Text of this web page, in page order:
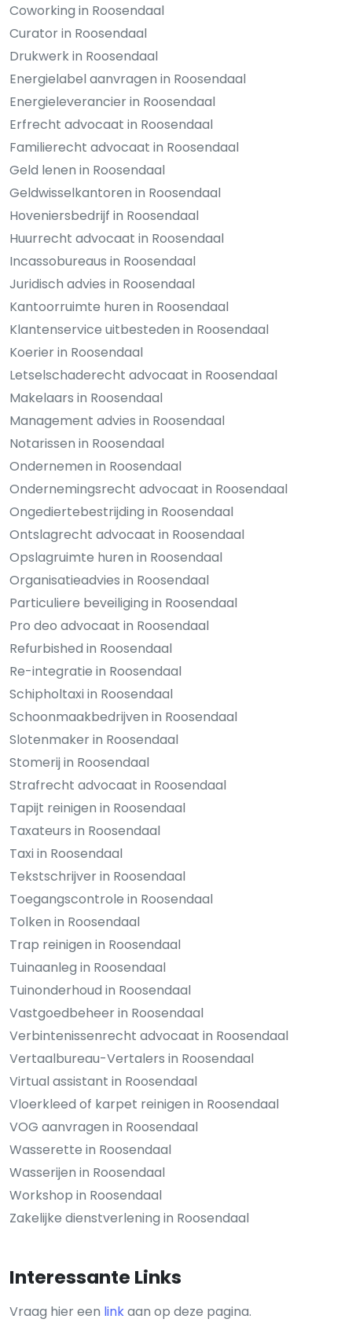
Coworking in Roosendaal
Curator in Roosendaal
Drukwerk in Roosendaal
Energielabel aanvragen in Roosendaal
Energieleverancier in Roosendaal
Erfrecht advocaat in Roosendaal
Familierecht advocaat in Roosendaal
Geld lenen in Roosendaal
Geldwisselkantoren in Roosendaal
Hoveniersbedrijf in Roosendaal
Huurrecht advocaat in Roosendaal
Incassobureaus in Roosendaal
Juridisch advies in Roosendaal
Kantoorruimte huren in Roosendaal
Klantenservice uitbesteden in Roosendaal
Koerier in Roosendaal
Letselschaderecht advocaat in Roosendaal
Makelaars in Roosendaal
Management advies in Roosendaal
Notarissen in Roosendaal
Ondernemen in Roosendaal
Ondernemingsrecht advocaat in Roosendaal
Ongediertebestrijding in Roosendaal
Ontslagrecht advocaat in Roosendaal
Opslagruimte huren in Roosendaal
Organisatieadvies in Roosendaal
Particuliere beveiliging in Roosendaal
Pro deo advocaat in Roosendaal
Refurbished in Roosendaal
Re-integratie in Roosendaal
Schipholtaxi in Roosendaal
Schoonmaakbedrijven in Roosendaal
Slotenmaker in Roosendaal
Stomerij in Roosendaal
Strafrecht advocaat in Roosendaal
Tapijt reinigen in Roosendaal
Taxateurs in Roosendaal
Taxi in Roosendaal
Tekstschrijver in Roosendaal
Toegangscontrole in Roosendaal
Tolken in Roosendaal
Trap reinigen in Roosendaal
Tuinaanleg in Roosendaal
Tuinonderhoud in Roosendaal
Vastgoedbeheer in Roosendaal
Verbintenissenrecht advocaat in Roosendaal
Vertaalbureau-Vertalers in Roosendaal
Virtual assistant in Roosendaal
Vloerkleed of karpet reinigen in Roosendaal
VOG aanvragen in Roosendaal
Wasserette in Roosendaal
Wasserijen in Roosendaal
Workshop in Roosendaal
Zakelijke dienstverlening in Roosendaal
Interessante Links
Vraag hier een linkaan op deze pagina.